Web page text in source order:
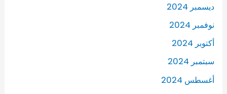
ديسمبر 2024
نوفمبر 2024
أكتوبر 2024
سبتمبر 2024
أغسطس 2024